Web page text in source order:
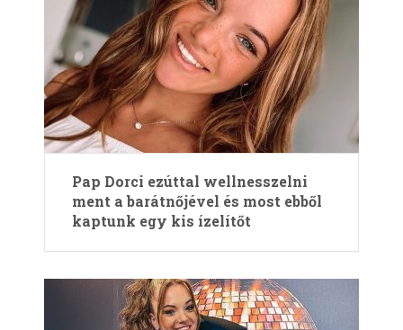
Pap Dorci ezúttal wellnesszelni
ment a barátnőjével és most ebből
kaptunk egy kis ízelítőt